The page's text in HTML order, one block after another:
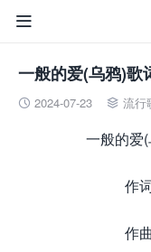

一般的爱(乌鸦)
 2024-07-23  流行
一般的爱
作
作